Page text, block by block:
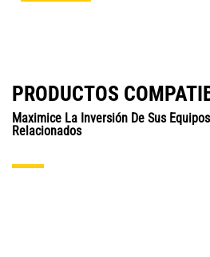
PRODUCTOS
Maximice La Inversión De Sus
Relacionados